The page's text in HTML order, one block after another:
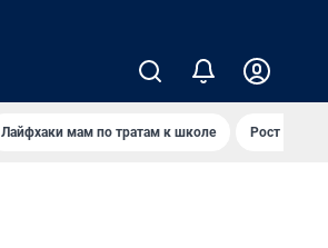
Лайфхаки мам по тратам к школе Рост цен на